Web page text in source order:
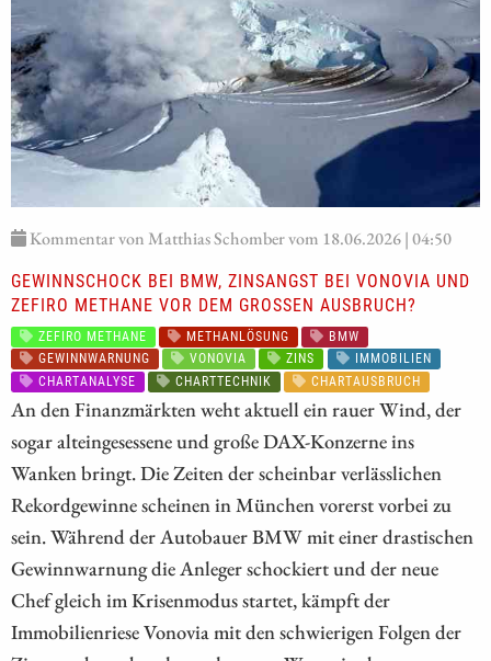
Kommentar von Matthias Schomber vom 18.06.2026 | 04:50
GEWINNSCHOCK BEI BMW, ZINSANGST BEI VONOVIA UND
ZEFIRO METHANE VOR DEM GROSSEN AUSBRUCH?
ZEFIRO METHANE METHANLÖSUNG
BMW
GEWINNWARNUNG
VONOVIA ZINS
IMMOBILIEN
CHARTANALYSE
CHARTTECHNIK CHARTAUSBRUCH
An den Finanzmärkten weht aktuell ein rauer Wind, der
sogar alteingesessene und große DAX-Konzerne ins
Wanken bringt. Die Zeiten der scheinbar verlässlichen
Rekordgewinne scheinen in München vorerst vorbei zu
sein. Während der Autobauer BMW mit einer drastischen
Gewinnwarnung die Anleger schockiert und der neue
Chef gleich im Krisenmodus startet, kämpft der
Immobilienriese Vonovia mit den schwierigen Folgen der